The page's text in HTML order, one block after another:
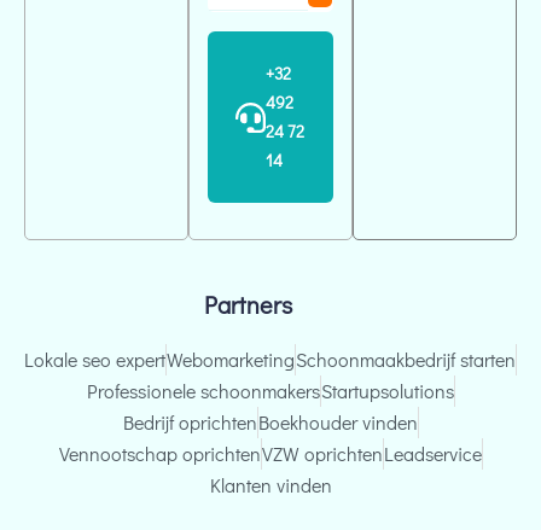
t
v
:
+32
492
24 72
14
Partners
Lokale seo expertWebomarketingSchoonmaakbedrijf starten
Professionele schoonmakersStartupsolutions
Bedrijf oprichtenBoekhouder vinden
Vennootschap oprichtenVZW oprichtenLeadservice
Klanten vinden